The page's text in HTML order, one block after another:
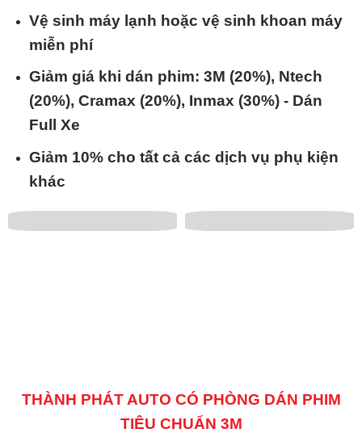
Vệ sinh máy lạnh hoặc vệ sinh khoan máy
miễn phí
Giảm giá khi dán phim: 3M (20%), Ntech
(20%), Cramax (20%), Inmax (30%) - Dán
Full Xe
Giảm 10% cho tất cả các dịch vụ phụ kiện
khác
THÀNH PHÁT AUTO CÓ PHÒNG DÁN PHIM
TIÊU CHUẨN 3M